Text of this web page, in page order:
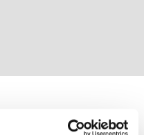
brown
40L Темно-серый шифер
Thule Subterra convertible